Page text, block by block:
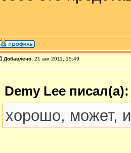
Добавлено: 21 авг 2011, 15:49
Demy Lee писал(а):
хорошо, может,